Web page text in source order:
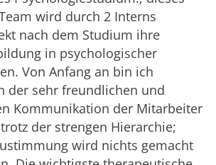
wird durch 2 Interns
nach dem Studium ihre
in psychologischer
Von Anfang an bin ich
der sehr freundlichen und
Kommunikation der Mitarbeiter
der strengen Hierarchie;
wird nichts gemacht